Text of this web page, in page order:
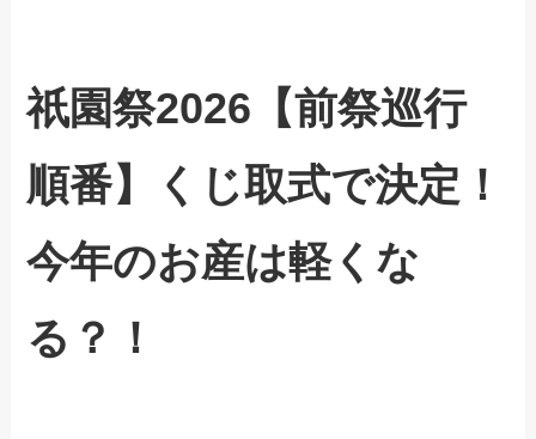
祇園祭2026【前祭巡行
順番】くじ取式で決定！
今年のお産は軽くな
る？！